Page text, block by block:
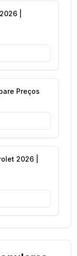
|
Preços
2026 |